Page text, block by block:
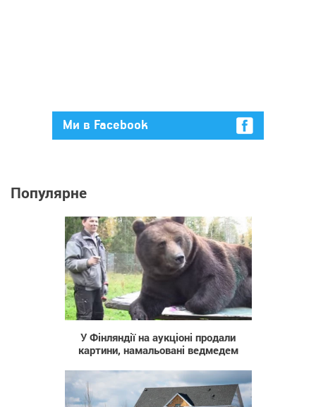
Ми в Facebook
Популярне
872
У Фінляндії на аукціоні продали
картини, намальовані ведмедем